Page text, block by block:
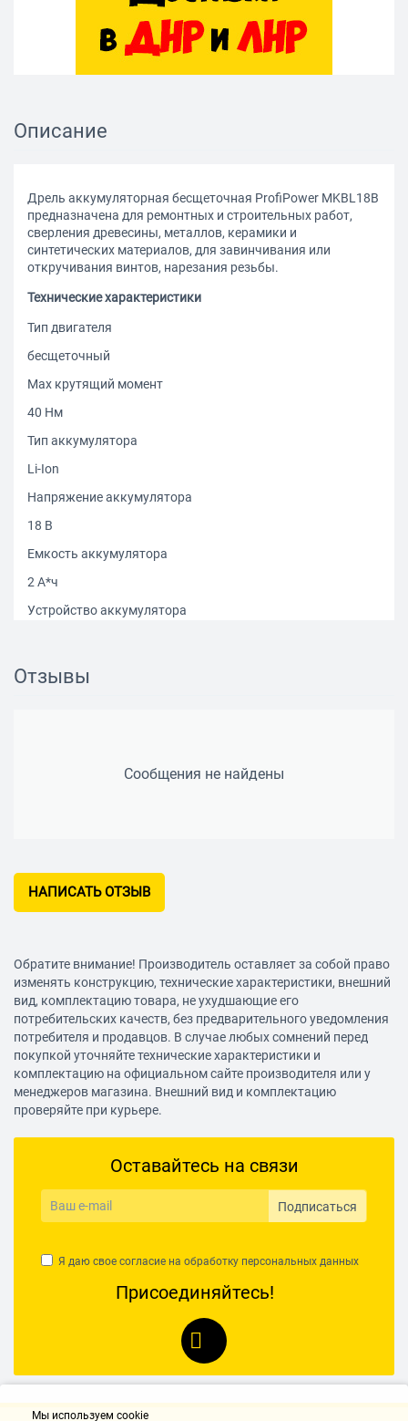
Описание
Дрель аккумуляторная бесщеточная ProfiPower MKBL18B
предназначена для ремонтных и строительных работ,
сверления древесины, металлов, керамики и
синтетических материалов, для завинчивания или
откручивания винтов, нарезания резьбы.
Технические характеристики
Тип двигателя
бесщеточный
Max крутящий момент
40 Нм
Тип аккумулятора
Li-Ion
Напряжение аккумулятора
18 В
Емкость аккумулятора
2 А*ч
Устройство аккумулятора
Ленточные (магазинные)
Наличие подсветки
есть
Тип патрона
быстрозажимной
Крепление патрона
несъемный
Блокировка шпинделя
Размер зажимаемой оснастки
0.8-10 мм
Частота вращения шпинделя
Max частота вращения шпинделя
2000 об/мин
Универсальный аккумулятор
Отзывы
Сообщения не найдены
НАПИСАТЬ ОТЗЫВ
Обратите внимание! Производитель оставляет за собой право
изменять конструкцию, технические характеристики, внешний
вид, комплектацию товара, не ухудшающие его
потребительских качеств, без предварительного уведомления
потребителя и продавцов. В случае любых сомнений перед
покупкой уточняйте технические характеристики и
комплектацию на официальном сайте производителя или у
менеджеров магазина. Внешний вид и комплектацию
проверяйте при курьере.
Оставайтесь на связи
Подписаться
Я даю свое согласие на обработку персональных данных
Присоединяйтесь!
Мы используем cookie